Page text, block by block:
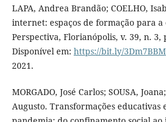
LAPA, Andrea Brandão; COELHO,
internet: espaços de formação para a
Perspectiva, Florianópolis, v. 39, n. 3,
Disponível em: https://bit.ly/3Dm7BBM
2021.
MORGADO, José Carlos; SOUSA,
Augusto. Transformações educativas